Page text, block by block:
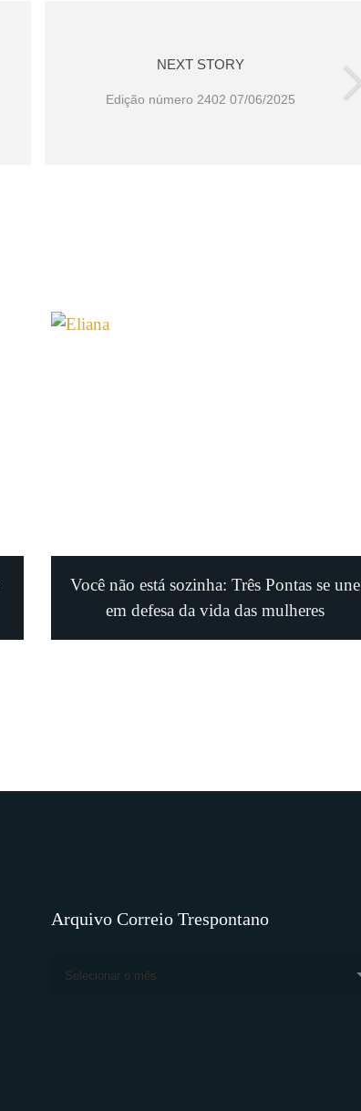
NEXT STORY
Edição número 2402 07/06/2025
Você não está sozinha: Três Pontas se une
em defesa da vida das mulheres
Arquivo Correio Trespontano
Selecionar o mês